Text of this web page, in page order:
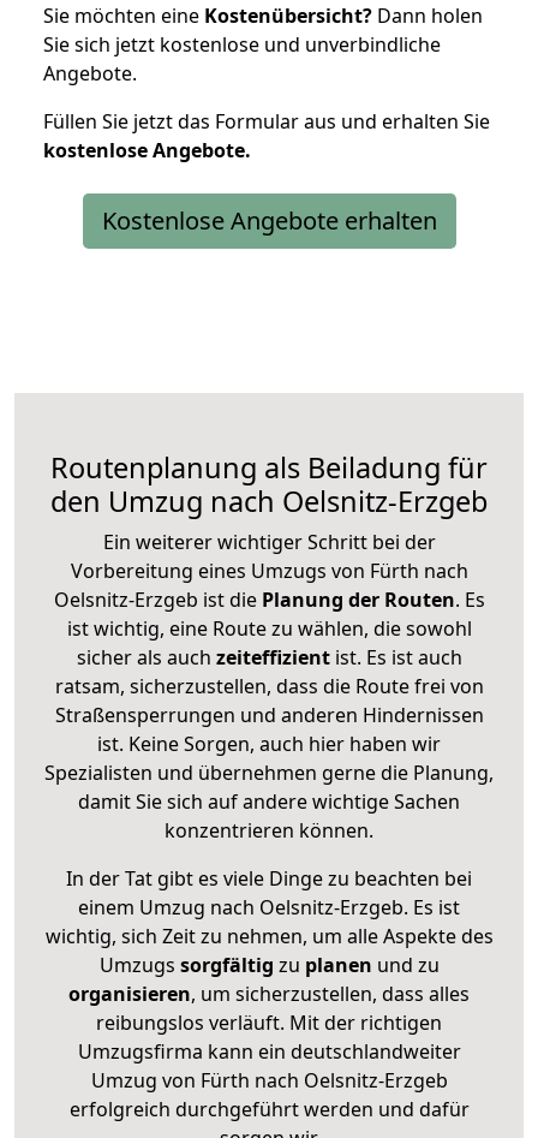
Sie möchten eine Kostenübersicht? Dann holen
Sie sich jetzt kostenlose und unverbindliche
Angebote.
Füllen Sie jetzt das Formular aus und erhalten Sie
kostenloseAngebote.
Kostenlose Angebote erhalten
Routenplanung als Beiladung für
den Umzug nach Oelsnitz-Erzgeb
Ein weiterer wichtiger Schritt bei der
Vorbereitung eines Umzugs von Fürth nach
Oelsnitz-Erzgeb ist diePlanung der Routen. Es
ist wichtig, eine Route zu wählen, die sowohl
sicher als auch zeiteffizientist. Es ist auch
ratsam, sicherzustellen, dass die Route frei von
Straßensperrungen und anderen Hindernissen
ist. Keine Sorgen, auch hier haben wir
Spezialisten und übernehmen gerne die Planung,
damit Sie sich auf andere wichtige Sachen
konzentrieren können.
In der Tat gibt es viele Dinge zu beachten bei
einem Umzug nach Oelsnitz-Erzgeb. Es ist
wichtig, sich Zeit zu nehmen, um alle Aspekte des
Umzugs sorgfältig zu planen und zu
organisieren, um sicherzustellen, dass alles
reibungslos verläuft. Mit der richtigen
Umzugsfirma kann ein deutschlandweiter
Umzug von Fürth nach Oelsnitz-Erzgeb
erfolgreich durchgeführt werden und dafür